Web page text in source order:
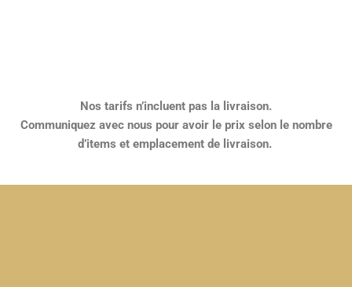
Nos tarifs n’incluent pas la livraison.
Communiquez avec nous pour avoir le prix selon le nombre
d’items et emplacement de livraison.